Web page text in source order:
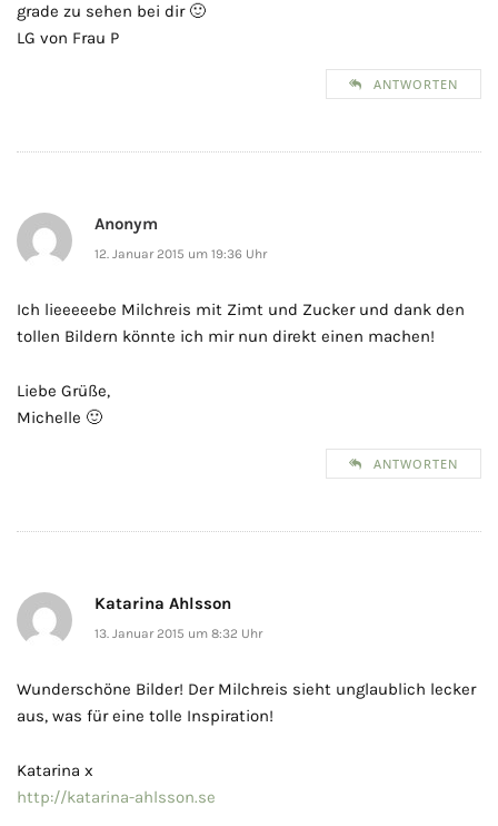
grade zu sehen bei dir 🙂
LG von Frau P
ANTWORTEN
Anonym
12. Januar 2015 um 19:36 Uhr
Ich lieeeeebe Milchreis mit Zimt und Zucker und dank den
tollen Bildern könnte ich mir nun direkt einen machen!
Liebe Grüße,
Michelle 🙂
ANTWORTEN
Katarina Ahlsson
13. Januar 2015 um 8:32 Uhr
Wunderschöne Bilder! Der Milchreis sieht unglaublich lecker
aus, was für eine tolle Inspiration!
Katarina x
http://katarina-ahlsson.se